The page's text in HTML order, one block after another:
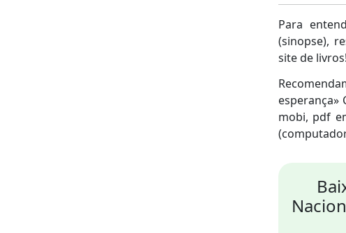
Para
(sinopse),
site de livros!
mobi, pdf